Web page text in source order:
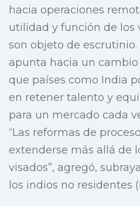
hacia operaciones
utilidad y función de los
son objeto de escrutinio.
apunta hacia un
que países como India
en retener talento y
para un mercado cada
“Las reformas de
extenderse más allá de
visados”, agregó,
los indios no residentes